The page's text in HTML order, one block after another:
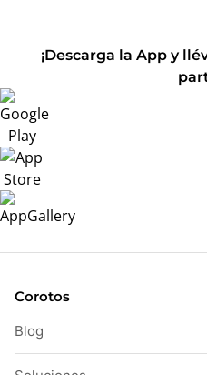
¡Descarga la App y
Corotos
Blog